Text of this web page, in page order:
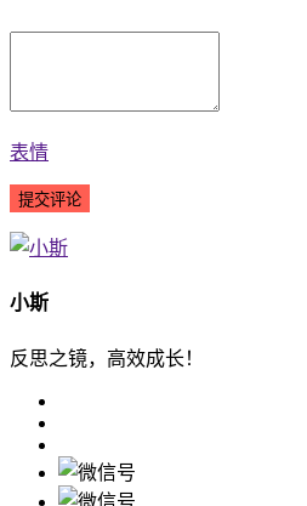
表情
小斯
反思之镜，高效成长！